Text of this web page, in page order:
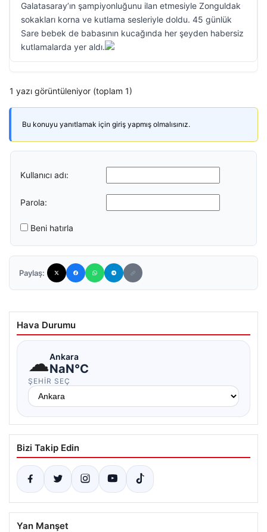
Galatasaray’ın şampiyonluğunu ilan etmesiyle Zonguldak
sokakları korna ve kutlama sesleriyle doldu. 45 günlük
Sare bebek de babasının kucağında her şeyden habersiz
kutlamalarda yer aldı.
1 yazı görüntüleniyor (toplam 1)
Bu konuyu yanıtlamak için giriş yapmış olmalısınız.
Kullanıcı adı:
Parola:
Beni hatırla
Paylaş:
Hava Durumu
☁Ankara
NaN°C
ŞEHIR SEÇ
Bizi Takip Edin
Yan Manşet